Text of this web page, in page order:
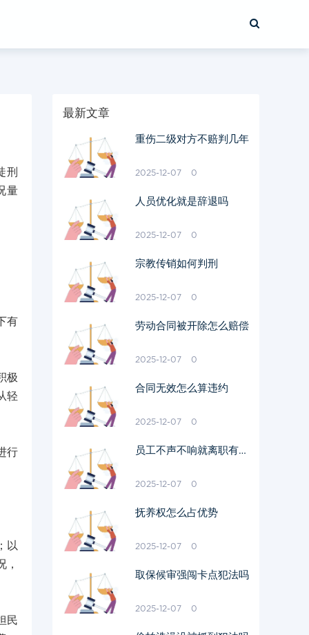
刑
量
有
极
轻
行
以
，
民
最新文章
重伤二级对方不赔判几年
2025-12-07 0
人员优化就是辞退吗
2025-12-07 0
宗教传销如何判刑
2025-12-07 0
劳动合同被开除怎么赔偿
2025-12-07 0
合同无效怎么算违约
2025-12-07 0
员工不声不响就离职有工
2025-12-07 0
抚养权怎么占优势
2025-12-07 0
取保候审强闯卡点犯法吗
2025-12-07 0